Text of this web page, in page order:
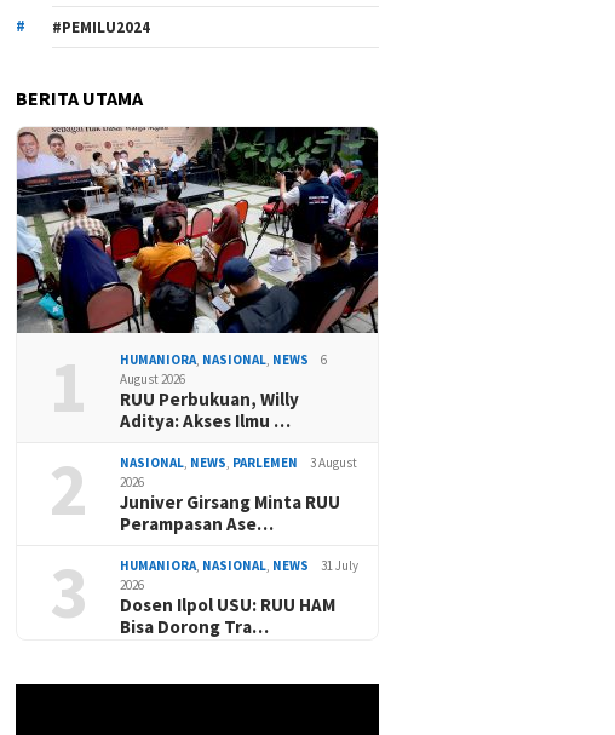
#PEMILU2024
BERITA UTAMA
1 HUMANIORA, NASIONAL, NEWS
6
August 2026
RUU Perbukuan, Willy
Aditya: Akses Ilmu …
2 NASIONAL, NEWS, PARLEMEN
3 August
2026
Juniver Girsang Minta RUU
Perampasan Ase…
3 HUMANIORA, NASIONAL, NEWS
31 July
2026
Dosen Ilpol USU: RUU HAM
Bisa Dorong Tra…